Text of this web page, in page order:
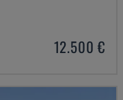
12.500 €